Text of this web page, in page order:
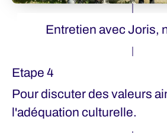
Entretien avec Joris,
Etape 4
Pour discuter des valeurs
l'adéquation culturelle.